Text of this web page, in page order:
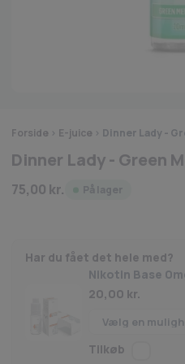
Forside > E-juice > Dinner Lady -
Dinner Lady - Green
75,00 kr.
Har du fået det hele med?
Nikotin Base
20,00 kr.